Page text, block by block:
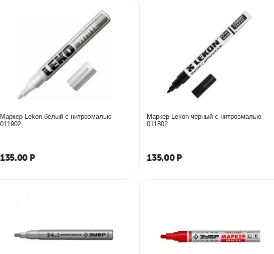
Маркер Lekon белый с нитроэмалью
011902
135.00 Р
Маркер Lekon черный с нитроэмалью
011802
135.00 Р